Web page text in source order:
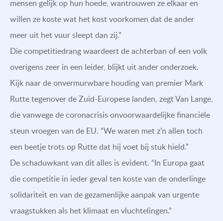
mensen gelijk op hun hoede, wantrouwen ze elkaar en
willen ze koste wat het kost voorkomen dat de ander
meer uit het vuur sleept dan zij.”
Die competitiedrang waardeert de achterban of een volk
overigens zeer in een leider, blijkt uit ander onderzoek.
Kijk naar de onvermurwbare houding van premier Mark
Rutte tegenover de Zuid-Europese landen, zegt Van Lange,
die vanwege de coronacrisis onvoorwaardelijke financiële
steun vroegen van de EU. “We waren met z’n allen toch
een beetje trots op Rutte dat hij voet bij stuk hield.”
De schaduwkant van dit alles is evident. “In Europa gaat
die competitie in ieder geval ten koste van de onderlinge
solidariteit en van de gezamenlijke aanpak van urgente
vraagstukken als het klimaat en vluchtelingen.”